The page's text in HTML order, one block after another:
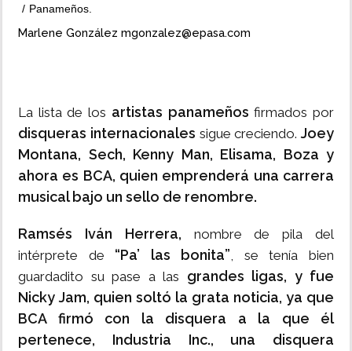
Panameños.
Marlene González mgonzalez@epasa.com
La lista de los artistas panameños firmados por
disqueras internacionales sigue creciendo. Joey
Montana, Sech, Kenny Man, Elisama, Boza y
ahora es BCA, quien emprenderá una carrera
musical bajo un sello de renombre.
Ramsés Iván Herrera, nombre de pila del
intérprete de “Pa’ las bonita”, se tenía bien
guardadito su pase a las grandes ligas, y fue
Nicky Jam, quien soltó la grata noticia, ya que
BCA firmó con la disquera a la que él
pertenece, Industria Inc., una disquera